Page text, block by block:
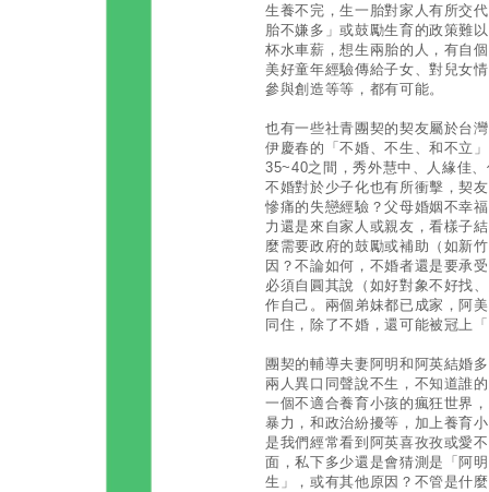
生養不完，生一胎對家人有所交
胎不嫌多」或鼓勵生育的政策難
杯水車薪，想生兩胎的人，有自
美好童年經驗傳給子女、對兒女
參與創造等等，都有可能。
也有一些社青團契的契友屬於台
伊慶春的「不婚、不生、和不立
35~40之間，秀外慧中、人緣佳
不婚對於少子化也有所衝擊，契
慘痛的失戀經驗？父母婚姻不幸
力還是來自家人或親友，看樣子
麼需要政府的鼓勵或補助（如新
因？不論如何，不婚者還是要承
必須自圓其說（如好對象不好找
作自己。兩個弟妹都已成家，阿
同住，除了不婚，還可能被冠上
團契的輔導夫妻阿明和阿英結婚
兩人異口同聲說不生，不知道誰
一個不適合養育小孩的瘋狂世界
暴力，和政治紛擾等，加上養育
是我們經常看到阿英喜孜孜或愛
面，私下多少還是會猜測是「阿
生」，或有其他原因？不管是什